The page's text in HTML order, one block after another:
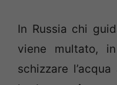
In Russia chi
viene multato,
schizzare